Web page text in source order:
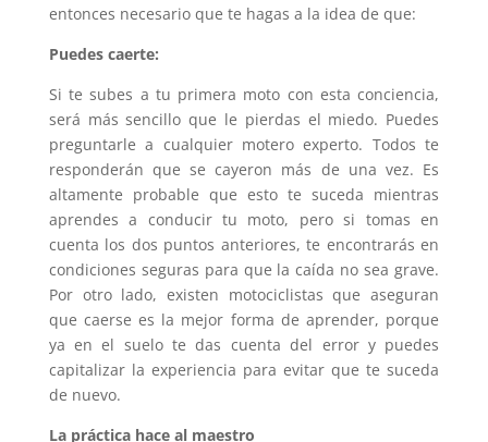
entonces necesario que te hagas a la idea de que:
Puedes caerte:
Si te subes a tu primera moto con esta conciencia,
será más sencillo que le pierdas el miedo. Puedes
preguntarle a cualquier motero experto. Todos te
responderán que se cayeron más de una vez. Es
altamente probable que esto te suceda mientras
aprendes a conducir tu moto, pero si tomas en
cuenta los dos puntos anteriores, te encontrarás en
condiciones seguras para que la caída no sea grave.
Por otro lado, existen motociclistas que aseguran
que caerse es la mejor forma de aprender, porque
ya en el suelo te das cuenta del error y puedes
capitalizar la experiencia para evitar que te suceda
de nuevo.
La práctica hace al maestro